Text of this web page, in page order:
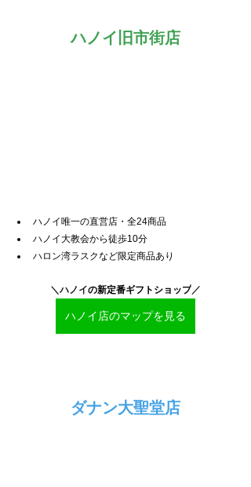
ハノイ旧市街店
ハノイ唯一の直営店・全24商品
ハノイ大教会から徒歩10分
ハロン湾ラスクなど限定商品あり
＼ハノイの新定番ギフトショップ／
ハノイ店のマップを見る
ダナン大聖堂店